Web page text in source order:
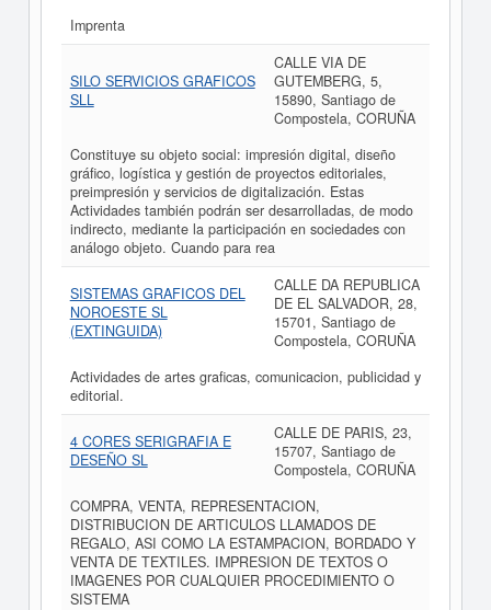
Imprenta
SILO SERVICIOS GRAFICOS
SLL
CALLE VIA DE
GUTEMBERG, 5,
15890, Santiago de
Compostela, CORUÑA
Constituye su objeto social: impresión digital, diseño
gráfico, logística y gestión de proyectos editoriales,
preimpresión y servicios de digitalización. Estas
Actividades también podrán ser desarrolladas, de modo
indirecto, mediante la participación en sociedades con
análogo objeto. Cuando para rea
SISTEMAS GRAFICOS DEL
NOROESTE SL
(EXTINGUIDA)
CALLE DA REPUBLICA
DE EL SALVADOR, 28,
15701, Santiago de
Compostela, CORUÑA
Actividades de artes graficas, comunicacion, publicidad y
editorial.
4 CORES SERIGRAFIA E
DESEÑO SL
CALLE DE PARIS, 23,
15707, Santiago de
Compostela, CORUÑA
COMPRA, VENTA, REPRESENTACION,
DISTRIBUCION DE ARTICULOS LLAMADOS DE
REGALO, ASI COMO LA ESTAMPACION, BORDADO Y
VENTA DE TEXTILES. IMPRESION DE TEXTOS O
IMAGENES POR CUALQUIER PROCEDIMIENTO O
SISTEMA